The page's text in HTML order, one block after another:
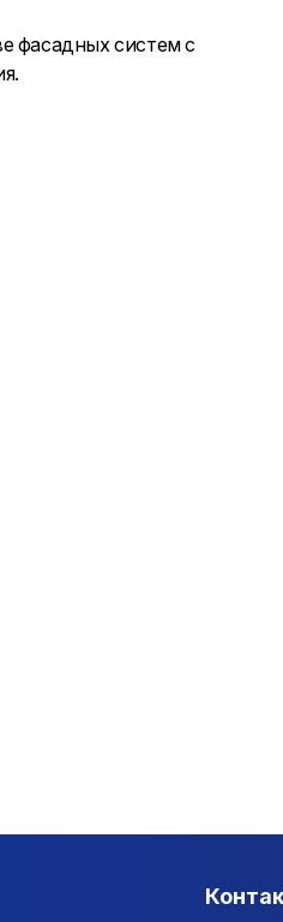
фасадных систем с